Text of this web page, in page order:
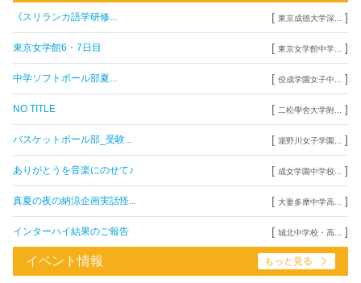
《スリランカ語学研修... [ 東京成徳大学深... ]
東京女学館6・7日目 [ 東京女学館中学... ]
中学ソフトボール部夏... [ 佼成学園女子中... ]
NO TITLE [ 二松學舍大学附... ]
バスケットボール部_受験... [ 瀧野川女子学園... ]
ありがとうを音楽にのせて♪ [ 成女学園中学校... ]
真夏の夜の納涼企画実話怪... [ 大妻多摩中学高... ]
インターハイ結果のご報告 [ 城北中学校・高... ]
イベント情報 もっと見る